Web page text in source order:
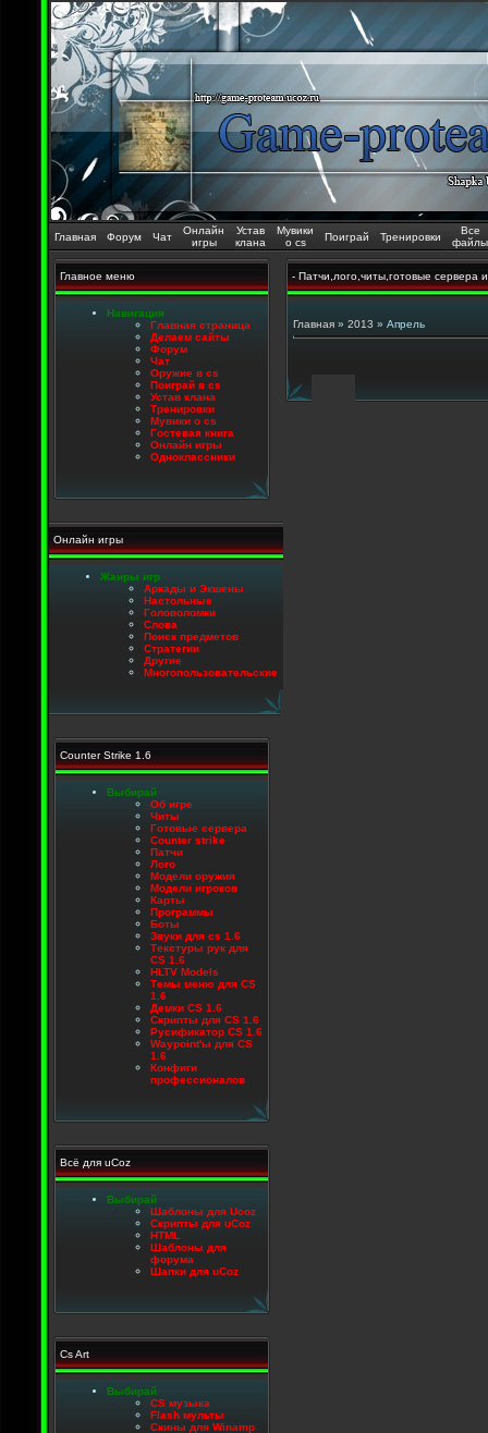
Главная Форум Чат
Онлайн
игры
Устав
клана
Мувики
о cs
Поиграй Тренировки
Все
файлы
Главное меню
Навигация
Главная страница
Делаем сайты
Форум
Чат
Оружие в cs
Поиграй в cs
Устав клана
Тренировки
Мувики о cs
Гостевая книга
Онлайн игры
Одноклассники
Онлайн игры
Жанры игр
Аркады и Экшены
Настольные
Головоломки
Слова
Поиск предметов
Стратегии
Другие
Многопользовательские
Counter Strike 1.6
Выбирай
Об игре
Читы
Готовые сервера
Counter strike
Патчи
Лого
Модели оружия
Модели игроков
Карты
Программы
Боты
Звуки для cs 1.6
Текстуры рук для
CS 1.6
HLTV Models
Темы меню для CS
1.6
Демки CS 1.6
Скрипты для CS 1.6
Русификатор CS 1.6
Waypoint'ы для CS
1.6
Конфиги
профессионалов
Всё для uCoz
Выбирай
Шаблоны для Ucoz
Скрипты для uCoz
HTML
Шаблоны для
форума
Шапки для uCoz
Cs Art
Выбирай
CS музыка
Flash мульты
Скины для Winamp
- Патчи,лого,читы,готовые сервера
Главная » 2013 » Апрель